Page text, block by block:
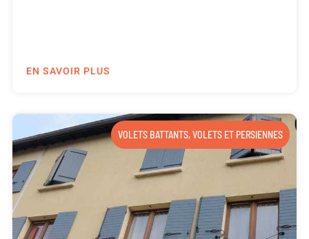
EN SAVOIR PLUS
VOLETS BATTANTS,VOLETS ET PERSIENNES